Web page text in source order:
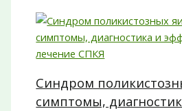
Синдром
симптомы,